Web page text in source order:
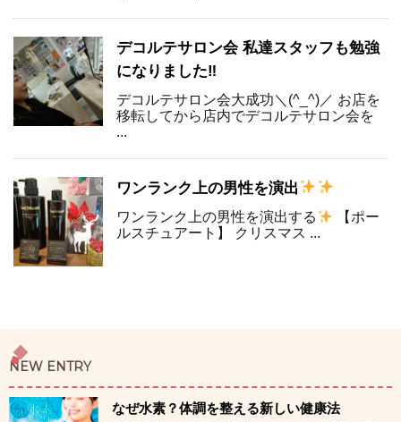
デコルテサロン会 私達スタッフも勉強
になりました‼
デコルテサロン会大成功＼(^_^)／ お店を
移転してから店内でデコルテサロン会を
...
ワンランク上の男性を演出
ワンランク上の男性を演出する
【ポー
ルスチュアート】 クリスマス ...
NEW ENTRY
なぜ水素？体調を整える新しい健康法